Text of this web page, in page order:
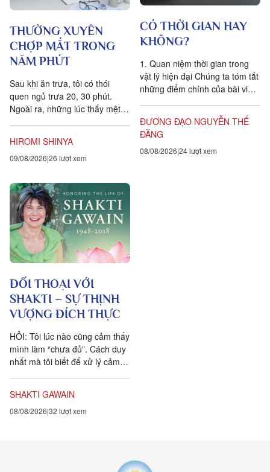
THƯỜNG XUYÊN
CHỢP MẮT TRONG
NĂM PHÚT
Sau khi ăn trưa, tôi có thói
quen ngủ trưa 20, 30 phút.
Ngoài ra, những lúc thấy mệt
HIROMI SHINYA
09/08/2026 26 lượt xem
CÓ THỜI GIAN HAY
KHÔNG?
1. Quan niệm thời gian trong
vật lý hiện đại Chúng ta tóm tắt
những điểm chính của bài viết
Triết học Craig...
ĐƯƠNG ĐẠO NGUYỄN THẾ
ĐĂNG
08/08/2026 24 lượt xem
ĐỐI THOẠI VỚI
SHAKTI – SỰ THỊNH
VƯỢNG ĐÍCH THỰC
HỎI: Tôi lúc nào cũng cảm thấy
mình làm “chưa đủ”. Cách duy
nhất mà tôi biết để xử lý cảm
SHAKTI GAWAIN
08/08/2026 32 lượt xem